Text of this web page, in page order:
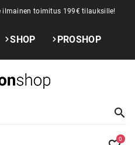
toimitus 199€ tilauksille!
SHOP PROSHOP
0